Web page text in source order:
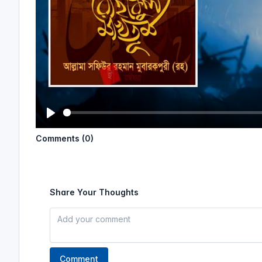
l
Comments (0)
Share Your Thoughts
Comment